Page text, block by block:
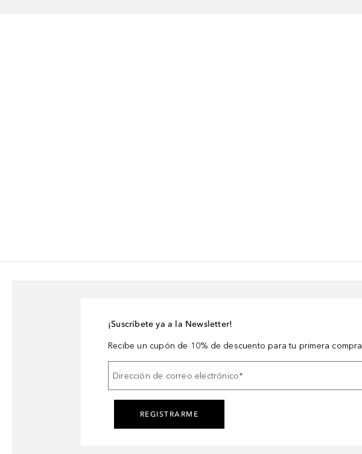
¡Suscríbete ya a la Newsletter!
Recibe un cupón de 10% de descuento para tu primera compra
Dirección de correo electrónico*
REGISTRARME